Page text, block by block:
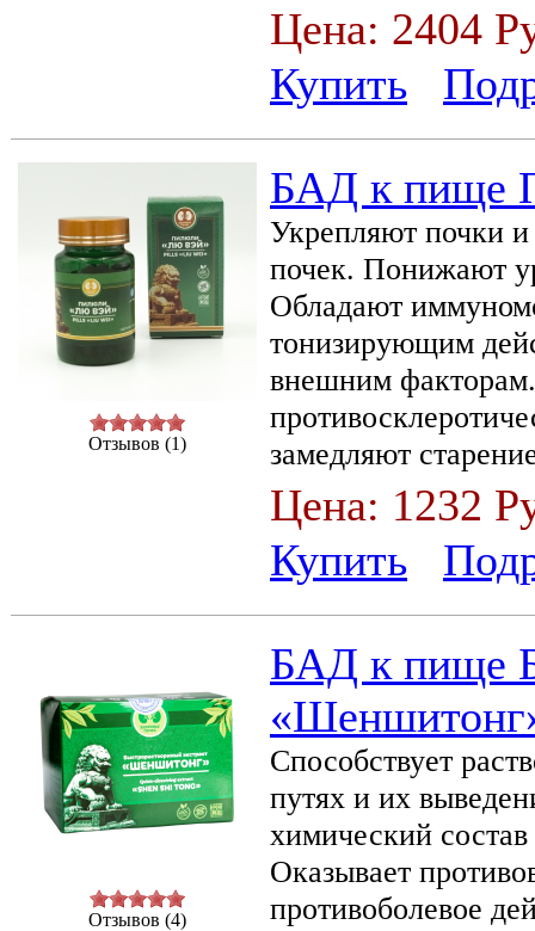
Цена: 2404
Купить
Отзывов (1)
БАД к пище
Укрепляют почки
почек. Понижают
Обладают
тонизирующим
внешним
замедляют
Цена: 1232
Купить
Отзывов (4)
БАД к пище
Способствует
путях и их
химический
Оказывает
противоболевое